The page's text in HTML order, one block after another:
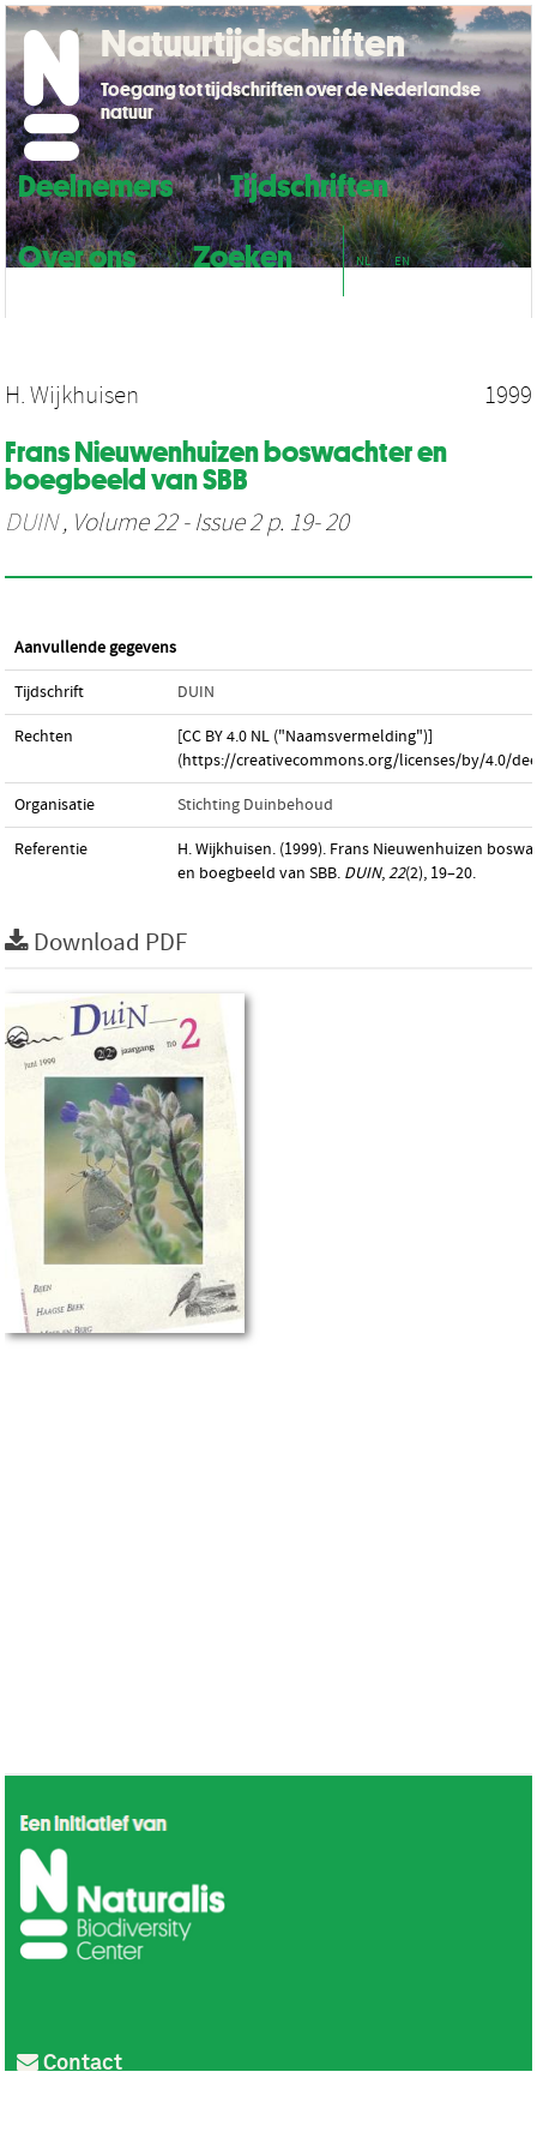
Deelnemers
Tijdschriften
Over ons
Zoeken NL EN
Natuurtijdschriften
Toegang tot tijdschriften over de Nederlandse
natuur
H. Wijkhuisen 1999
Frans Nieuwenhuizen boswachter en
boegbeeld van SBB
DUIN, Volume 22 - Issue 2 p. 19- 20
Aanvullende gegevens
Tijdschrift DUIN
Rechten
[CC BY 4.0 NL ("Naamsvermelding")]
(https://creativecommons.org/licenses/by/4.0/
Organisatie Stichting Duinbehoud
Referentie
H. Wijkhuisen. (1999). Frans Nieuwenhuizen
en boegbeeld van SBB. DUIN,22(2), 19–20.
Download PDF
Contact